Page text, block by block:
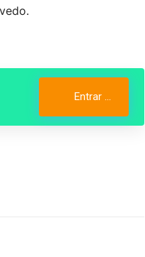
Entrar no Grupo